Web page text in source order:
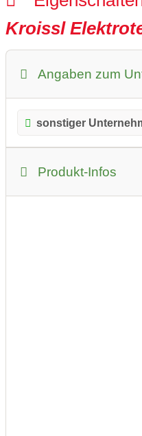
Kroissl
Angaben zum
sonstiger
Produkt-Infos